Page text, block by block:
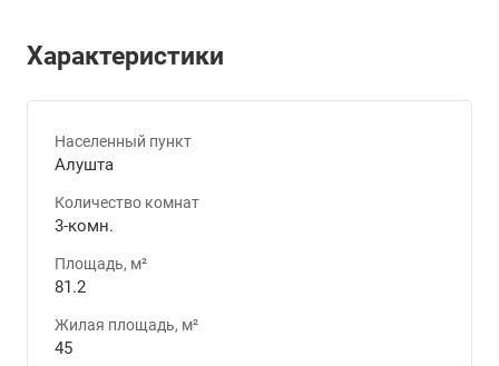
Характеристики
Населенный пункт
Алушта
Количество комнат
3-комн.
Площадь, м²
81.2
Жилая площадь, м²
45